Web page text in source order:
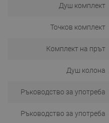
Душ комплект
Точков комплект
Комплект на прът
Душ колона
Ръководство за употреба
Ръководство за употреба